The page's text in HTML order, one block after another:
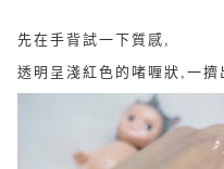
先在手背試一下質感,
透明呈淺紅色的啫喱狀,一